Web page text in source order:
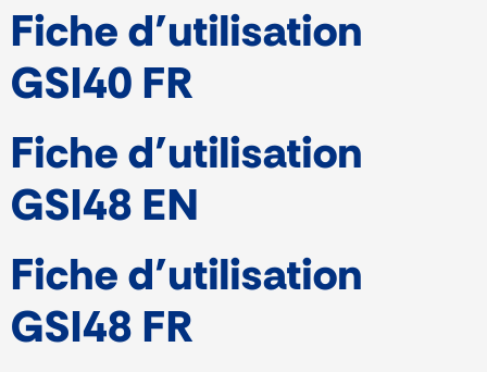
Fiche d’utilisation
GSI40 FR
Fiche d’utilisation
GSI48 EN
Fiche d’utilisation
GSI48 FR